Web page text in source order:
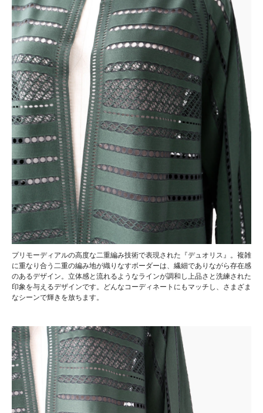
プリモーディアルの高度な二重編み技術で表現された『デュオリス』。複雑
に重なり合う二重の編み地が織りなすボーダーは、繊細でありながら存在感
のあるデザイン。立体感と流れるようなラインが調和し上品さと洗練された
印象を与えるデザインです。どんなコーディネートにもマッチし、さまざま
なシーンで輝きを放ちます。